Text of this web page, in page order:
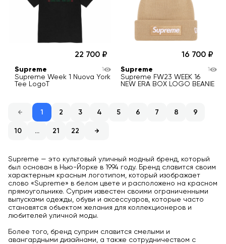
22 700
Supreme
Supreme Week 1 Nuova York
Tee LogoT
1
16 700
Supreme
Supreme FW23 WEEK 16
NEW ERA BOX LOGO BEANIE
1
1 2 3 4 5 6 7 8 9
10 ... 21 22
Supreme — это культовый уличный модный бренд, который
был основан в Нью-Йорке в 1994 году. Бренд славится своим
характерным красным логотипом, который изображает
слово «Supreme» в белом цвете и расположено на красном
прямоугольнике. Суприм известен своими ограниченными
выпусками одежды, обуви и аксессуаров, которые часто
становятся объектом желания для коллекционеров и
любителей уличной моды.
Более того, бренд суприм славится смелыми и
авангардными дизайнами, а также сотрудничеством с